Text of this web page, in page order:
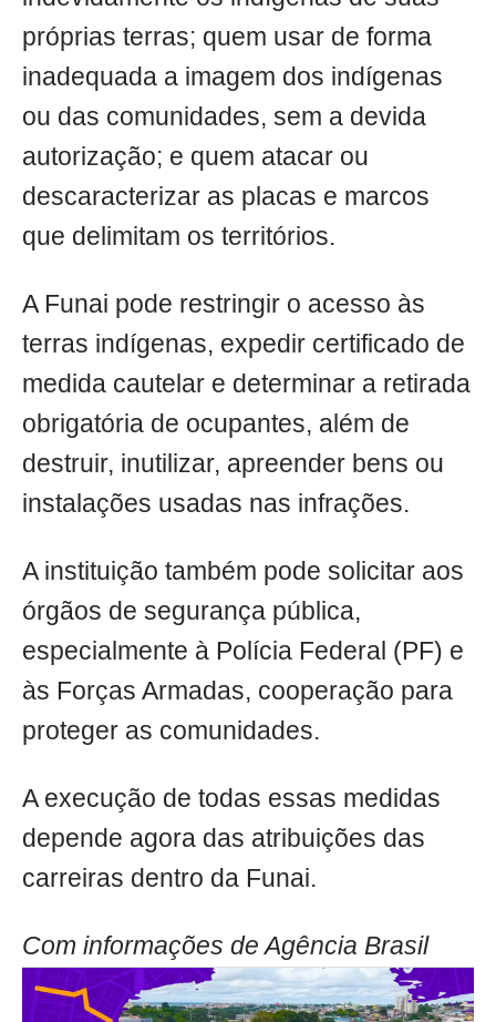
próprias terras; quem usar de forma
inadequada a imagem dos indígenas
ou das comunidades, sem a devida
autorização; e quem atacar ou
descaracterizar as placas e marcos
que delimitam os territórios.
A Funai pode restringir o acesso às
terras indígenas, expedir certificado de
medida cautelar e determinar a retirada
obrigatória de ocupantes, além de
destruir, inutilizar, apreender bens ou
instalações usadas nas infrações.
A instituição também pode solicitar aos
órgãos de segurança pública,
especialmente à Polícia Federal (PF) e
às Forças Armadas, cooperação para
proteger as comunidades.
A execução de todas essas medidas
depende agora das atribuições das
carreiras dentro da Funai.
Com informações de Agência Brasil